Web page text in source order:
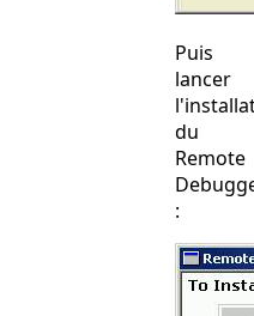
Puis
lancer
du
Remote
: